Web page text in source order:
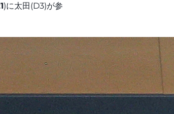
)に太田(D3)が参